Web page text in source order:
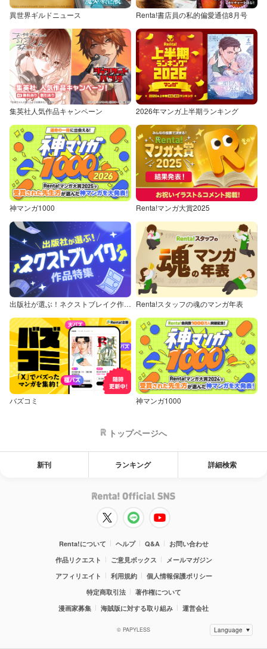
異世界ギルドニュース Renta!書店員の私的偏愛通信8月号
集英社人気作品キャンペーン 2026年マンガ上半期ランキング
神マンガ1000 Renta!マンガ大賞2025
出版社が選ぶ！ネクストブレイク作品特集 Renta!スタッフの魂のマンガ年表
バズコミ 神マンガ1000
トップページへ
新刊 ランキング 詳細検索
Renta!について ヘルプ Q&A
お問い合わせ
作品リクエスト
ご意見ボックス
メールマガジン
アフィリエイト
利用規約
個人情報保護ポリシー
特定商取引法
著作権について
漫画家募集
海賊版に対する取り組み 運営会社
© PAPYLESS